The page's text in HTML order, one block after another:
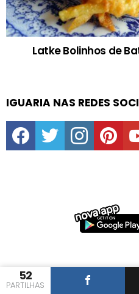
52
PARTILHAS
Latke Bolinhos de
IGUARIA NAS REDES
facebooktwitter instagram
DIAS ESPECIAIS E FESTAS